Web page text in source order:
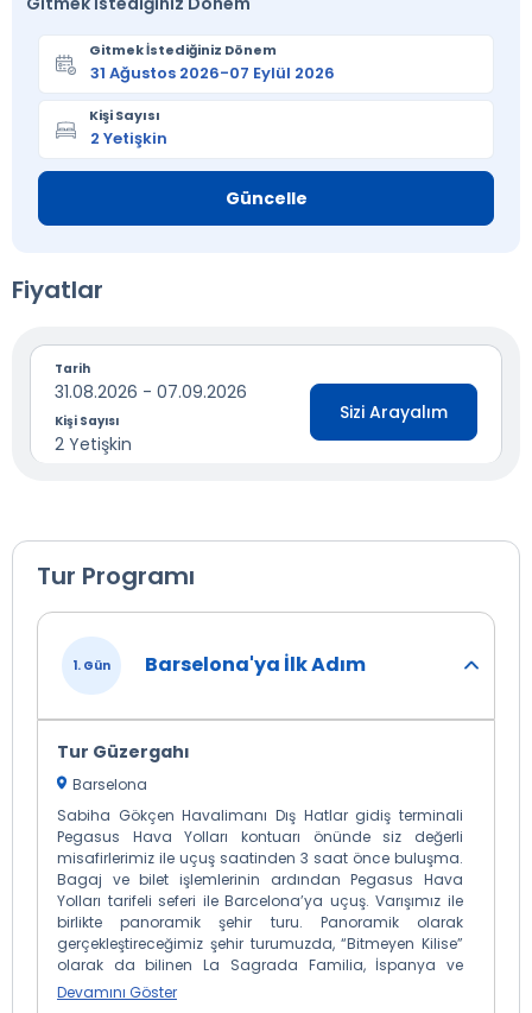
Gitmek İstediğiniz Dönem
Kişi Sayısı
Güncelle
Fiyatlar
Tarih
31.08.2026 - 07.09.2026
Kişi Sayısı
2 Yetişkin
Sizi Arayalım
Tur Programı
1. Gün Barselona'ya İlk Adım
Tur Güzergahı
Barselona
Sabiha Gökçen Havalimanı Dış Hatlar gidiş terminali
Pegasus Hava Yolları kontuarı önünde siz değerli
misafirlerimiz ile uçuş saatinden 3 saat önce buluşma.
Bagaj ve bilet işlemlerinin ardından Pegasus Hava
Yolları tarifeli seferi ile Barcelona’ya uçuş. Varışımız ile
birlikte panoramik şehir turu. Panoramik olarak
gerçekleştireceğimiz şehir turumuzda, “Bitmeyen Kilise”
olarak da bilinen La Sagrada Familia, İspanya ve
Catalunya Meydanı, Gaudi'nin Evleri (Casa Batllo ve
Devamını Göster